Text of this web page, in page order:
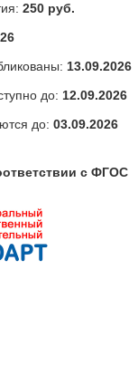
250 руб.
13.09.2026
до: 12.09.2026
до: 03.09.2026
с ФГОС